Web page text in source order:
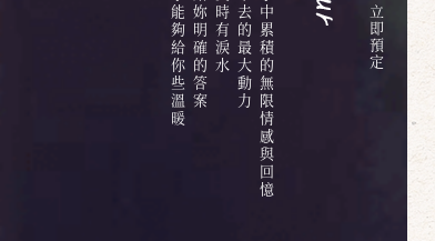
立
即
預
定